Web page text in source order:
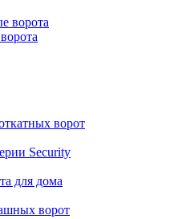
ворота
ворот
Security
для дома
ворот